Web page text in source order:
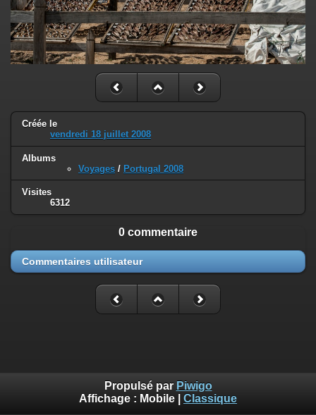
Créée le
vendredi 18 juillet 2008
Albums
Voyages / Portugal 2008
Visites
6312
0 commentaire
Commentaires utilisateur
Propulsé par Piwigo
Affichage : Mobile Classique